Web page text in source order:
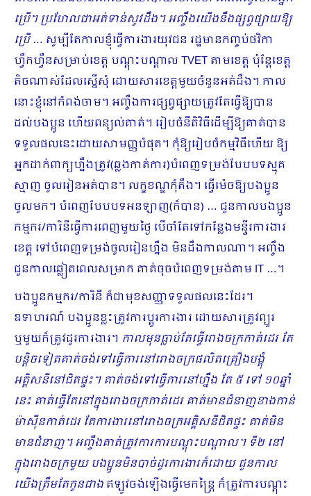
ប្រើ។​ ប្រហែលជាអត់ទាន់សូវដឹង។ អញ្ចឹងយើងនឹងផ្សព្វផ្សាយឱ្យ
ប្រើ… សូម្បីតែកាលខ្ញុំធ្វើការងារយុវជន រដ្ឋមានកញ្ចប់ថវិកា
ហ្វឹកហ្វឺនសម្រាប់ខេត្ត បណ្តុះបណ្តាល TVET តាមខេត្ត ប៉ុន្តែខេត្ត
តិចណាស់ដែលស្នើសុំ ដោយសារខេត្តមួយចំនួនអត់ដឹង។ កាល​
នោះខ្ញុំនៅកំពង់ចាម។ អញ្ចឹងការផ្សព្វផ្សាយត្រូវតែធ្វើឱ្យបាន
ដល់បងប្អូន ហើយពន្យល់គាត់។ រៀបចំនីតិវិធីដើម្បីឱ្យគាត់បាន
ទទួលផលនេះដោយសាមញ្ញបំផុត​។ កុំឱ្យរៀបចំកម្មវិធីហើយ ឱ្យ
អ្នកដាក់ពាក្យហ្នឹងត្រូវ(ឆ្លងកាត់ការ)បំពេញទម្រង់បែបបទស្មុគ
ស្មាញ ចូលរៀនអត់បាន។ លក្ខខណ្ឌកុំតឹង។ ធ្វើម៉េចឱ្យបងប្អូន
ចូលមក។ បំពេញបែបបទអនឡាញ(ក៏បាន) … ជួនកាលបងប្អូន
កម្មករ/ការិនីធ្វើការពេញមួយថ្ងៃ បើចាំតែទៅកន្លែងមន្ទីរការងារ
ខេត្ត ទៅបំពេញទម្រង់ចូលរៀនហ្នឹង មិនដឹងកាលណា។ អញ្ចឹង
ជួនកាលឆ្លៀតពេលសម្រាក គាត់ចុចបំពេញទម្រង់តាម IT …។
បងប្អូនកម្មករ/ការិនី ក៏ជាមុខសញ្ញាទទួលផលនេះដែរ។
ឧទាហរណ៍ បងប្អូនខ្លះត្រូវការប្តូរការងារ ដោយសារត្រូវព្យួរ
ឬមួយក៏ត្រូវដូរការងារ។ កាលមុនធ្លាប់តែធ្វើរោងចក្រកាត់ដេរ តែ
បន្តិចទៀតគាត់ចង់ទៅធ្វើការនៅរោងចក្រផលិតគ្រឿងបង្គុំ
អគ្គិសនីនៅជិតផ្ទះ។ គាត់ចង់ទៅធ្វើការនៅហ្នឹង តែ ៥ ទៅ ១០ឆ្នាំ
នេះ គាត់ធ្វើតែនៅក្នុងរោងចក្រកាត់ដេរ គាត់មានជំនាញខាងកាន់
ម៉ាស៊ីនកាត់ដេរ តែការងារនៅរោងចក្រអគ្គិសនីជិតផ្ទះ គាត់មិន
មានជំ​នាញ។ អញ្ចឹងគាត់ត្រូវការការបណ្តុះបណ្តាល។ ទី២ នៅ
ក្នុងរោងចក្រមួយ បងប្អូនមិនបាច់ដូរការងារក៏ដោយ ជួនកាល
យើងត្រឹមតែកូនជាងឥឡូវចង់ឡើងធ្វើមេកន្ត្រៃ ក៏ត្រូវការបណ្តុះ